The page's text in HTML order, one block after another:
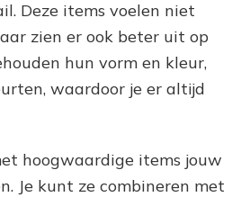
Deze items voelen niet
zien er ook beter uit op
hun vorm en kleur,
waardoor je er altijd
hoogwaardige items jouw
Je kunt ze combineren met